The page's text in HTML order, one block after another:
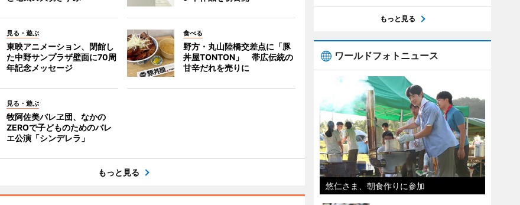
見る・遊ぶ
東映アニメーション、閉館し
た中野サンプラザ壁面に70周
年記念メッセージ
食べる
野方・丸山陸橋交差点に「豚
丼屋TONTON」 帯広伝統の
甘辛だれを売りに
見る・遊ぶ
牧阿佐美バレヱ団、なかの
ZEROで子どものためのバレ
エ公演「シンデレラ」
もっと見る
もっと見る
ワールドフォトニュース
悠仁さま、朝食作りに参加